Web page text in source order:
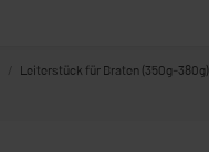
Leiterstück für Braten (350g-380g)